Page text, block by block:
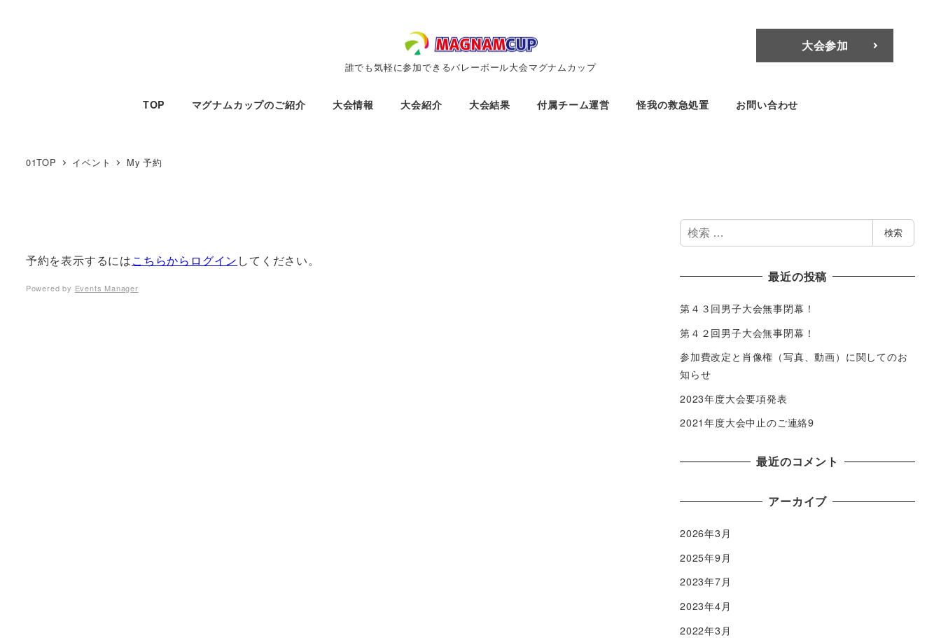
誰でも気軽に参加できるバレーボール大会マグナムカップ
大会参加
TOP マグナムカップのご紹介 大会情報 大会紹介 大会結果 付属チーム運営 怪我の救急処置 お問い合わせ
01TOP イベント My 予約
予約を表示するにはこちらからログイン してください。
Powered by Events Manager
検
索
検索
最近の投稿
第４３回男子大会無事閉幕！
第４２回男子大会無事閉幕！
参加費改定と肖像権（写真、動画）に関してのお
知らせ
2023年度大会要項発表
2021年度大会中止のご連絡9
最近のコメント
アーカイブ
2026年3月
2025年9月
2023年7月
2023年4月
2022年3月